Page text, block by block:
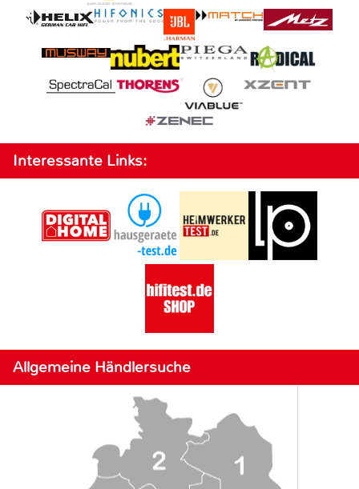
Interessante Links:
Allgemeine Händlersuche